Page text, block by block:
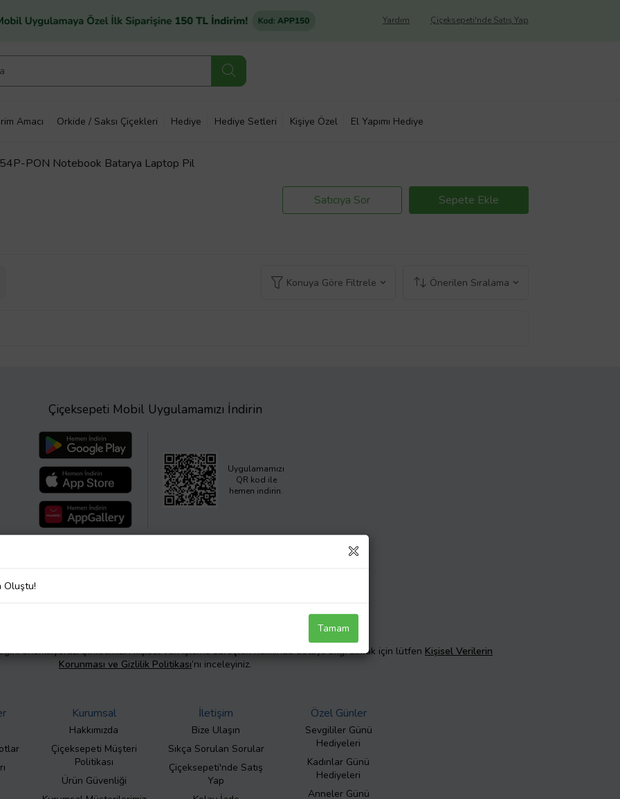
Çiçeksepeti'nde Satış Yap
Yardım
Amacı Orkide / Saksı Çiçekleri Hediye Hediye Setleri Kişiye Özel El Yapımı Hediye
PON Notebook Batarya Laptop Pil
Satıcıya Sor Sepete Ekle
Konuya Göre Filtrele Önerilen Sıralama
Çiçeksepeti Mobil Uygulamamızı İndirin
Uygulamamızı
QR kod ile
hemen indirin.
önemsiyoruz. Şirketimizin kişisel veri işleme süreçleri hakkında detaylı bilgi almak için lütfen Kişisel Verilerin
Korunması ve Gizlilik Politikası’nı inceleyiniz.
Kurumsal
Hakkımızda
Çiçeksepeti Müşteri
Politikası
Ürün Güvenliği
İletişim
Bize Ulaşın
Sıkça Sorulan Sorular
Çiçeksepeti'nde Satış
Yap
Özel Günler
Sevgililer Günü
Hediyeleri
Kadınlar Günü
Hediyeleri
Anneler Günü
Oluştu!
Tamam